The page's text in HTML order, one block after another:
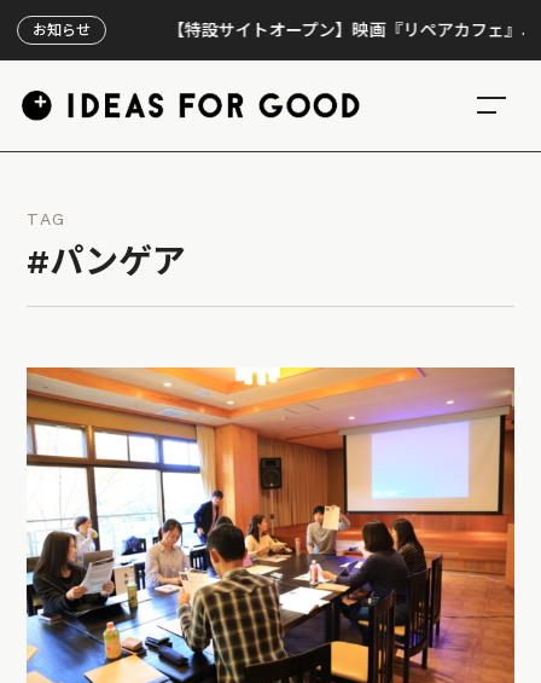
お知らせ 【特設サイトオープン】映画『リペアカフェ』、上映
TAG
#パンゲア